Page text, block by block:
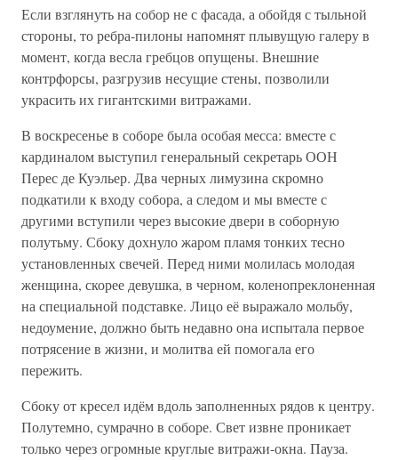
Если взглянуть на собор не с фасада, а обойдя с тыльной
стороны, то ребра-пилоны напомнят плывущую галеру в
момент, когда весла гребцов опущены. Внешние
контрфорсы, разгрузив несущие стены, позволили
украсить их гигантскими витражами.
В воскресенье в соборе была особая месса: вместе с
кардиналом выступил генеральный секретарь ООН
Перес де Куэльер. Два черных лимузина скромно
подкатили к входу собора, а следом и мы вместе с
другими вступили через высокие двери в соборную
полутьму. Сбоку дохнуло жаром пламя тонких тесно
установленных свечей. Перед ними молилась молодая
женщина, скорее девушка, в черном, коленопреклоненная
на специальной подставке. Лицо её выражало мольбу,
недоумение, должно быть недавно она испытала первое
потрясение в жизни, и молитва ей помогала его
пережить.
Сбоку от кресел идём вдоль заполненных рядов к центру.
Полутемно, сумрачно в соборе. Свет извне проникает
только через огромные круглые витражи-окна. Пауза.